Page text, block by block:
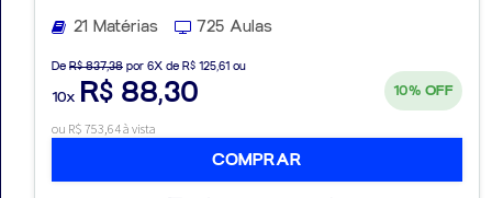
21 Matérias 725 Aulas
De R$ 837,38 por 6X de R$ 125,61 ou
10x R$ 88,30 10% OFF
ou R$ 753,64 à vista
COMPRAR